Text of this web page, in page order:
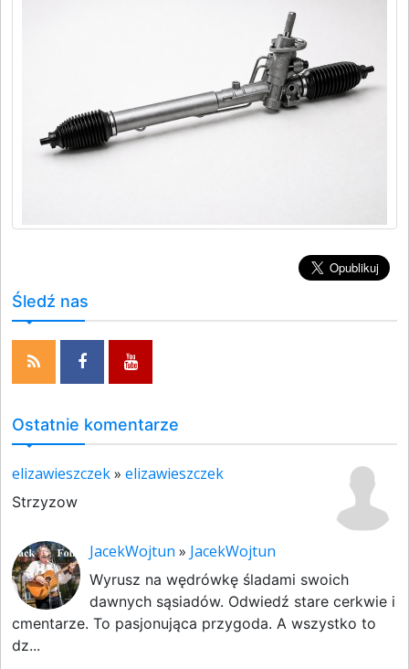
Śledź nas
Ostatnie komentarze
elizawieszczek» elizawieszczek
Strzyzow
JacekWojtun » JacekWojtun
Wyrusz na wędrówkę śladami swoich
dawnych sąsiadów. Odwiedź stare cerkwie i
cmentarze. To pasjonująca przygoda. A wszystko to
dz...